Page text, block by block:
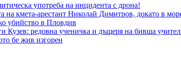
употреба на инцидента с дрона!
кмета-арестант Николай Димитров, докато в
убийство в Пловдив
Кузев: редовна ученичка и дъщеря на бивша
бе жив изгорен